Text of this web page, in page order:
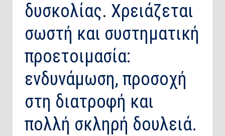
δυσκολίας. Χρειάζεται
σωστή και συστηματική
προετοιμασία:
ενδυνάμωση, προσοχή
στη διατροφή και
πολλή σκληρή δουλειά.